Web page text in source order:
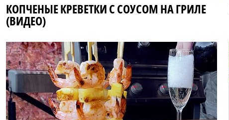
КОПЧЕНЫЕ КРЕВЕТКИ С СОУСОМ НА ГРИЛЕ
(ВИДЕО)